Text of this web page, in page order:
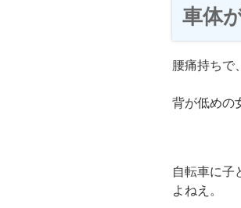
車体
腰痛持ちで、
背が低めの
自転車に子
よねえ。